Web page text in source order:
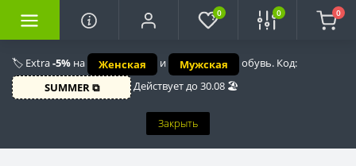
🏷️ Extra-5% на Женская и Мужская
обувь. Код:
SUMMER ⧉
Действует до 30.08 🏖️
Закрыть
0 0 0